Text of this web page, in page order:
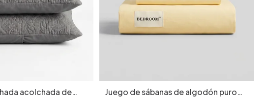
acolchada de
Juego de sábanas de algodón puro